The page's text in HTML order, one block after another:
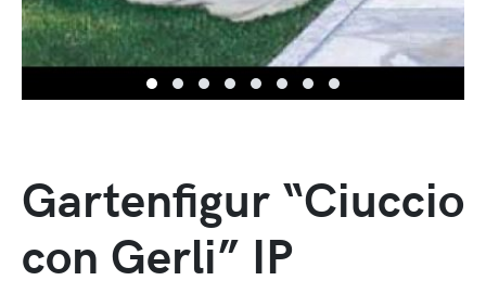
Gartenfigur “Ciuccio
con Gerli” IP